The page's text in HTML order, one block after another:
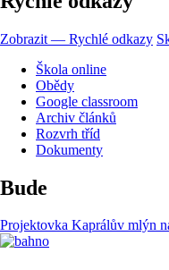
Zobrazit — Rychlé odkazy
Škola online
Obědy
Google classroom
Archiv článků
Rozvrh tříd
Dokumenty
Bude
Projektovka Kaprálův mlýn